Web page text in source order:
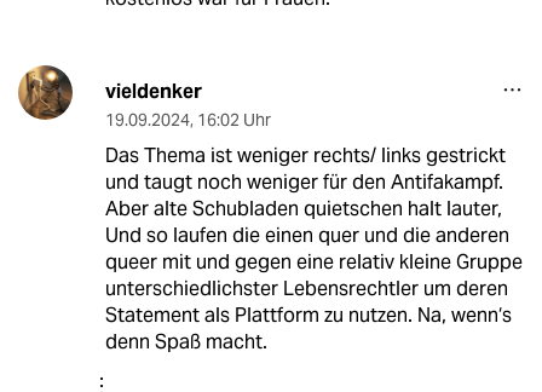
schon in ihrer Verzweiflung Abtreibungen
vornehmen lassen, nur dann eben mit Mitteln
oder unter Umständen, die ihre Gesundheit
gefährden oder sie sogar das Leben kosten.
Als jemand der noch in der DDR geboren ist:
hier wurde 1972 bereits das Gesetz zur
Unterbrechung der Schwangerschaft
eingeführt. Mal abgesehen davon, das die Pille
kostenlos war für Frauen.